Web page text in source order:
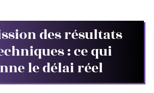
des résultats
: ce qui
le délai réel